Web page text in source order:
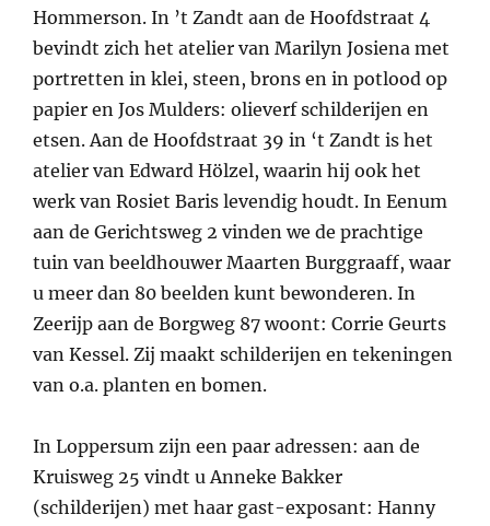
Hommerson. In ’t Zandt aan de Hoofdstraat 4
bevindt zich het atelier van Marilyn Josiena met
portretten in klei, steen, brons en in potlood op
papier en Jos Mulders: olieverf schilderijen en
etsen. Aan de Hoofdstraat 39 in ‘t Zandt is het
atelier van Edward Hölzel, waarin hij ook het
werk van Rosiet Baris levendig houdt. In Eenum
aan de Gerichtsweg 2 vinden we de prachtige
tuin van beeldhouwer Maarten Burggraaff, waar
u meer dan 80 beelden kunt bewonderen. In
Zeerijp aan de Borgweg 87 woont: Corrie Geurts
van Kessel. Zij maakt schilderijen en tekeningen
van o.a. planten en bomen.
In Loppersum zijn een paar adressen: aan de
Kruisweg 25 vindt u Anneke Bakker
(schilderijen) met haar gast-exposant: Hanny